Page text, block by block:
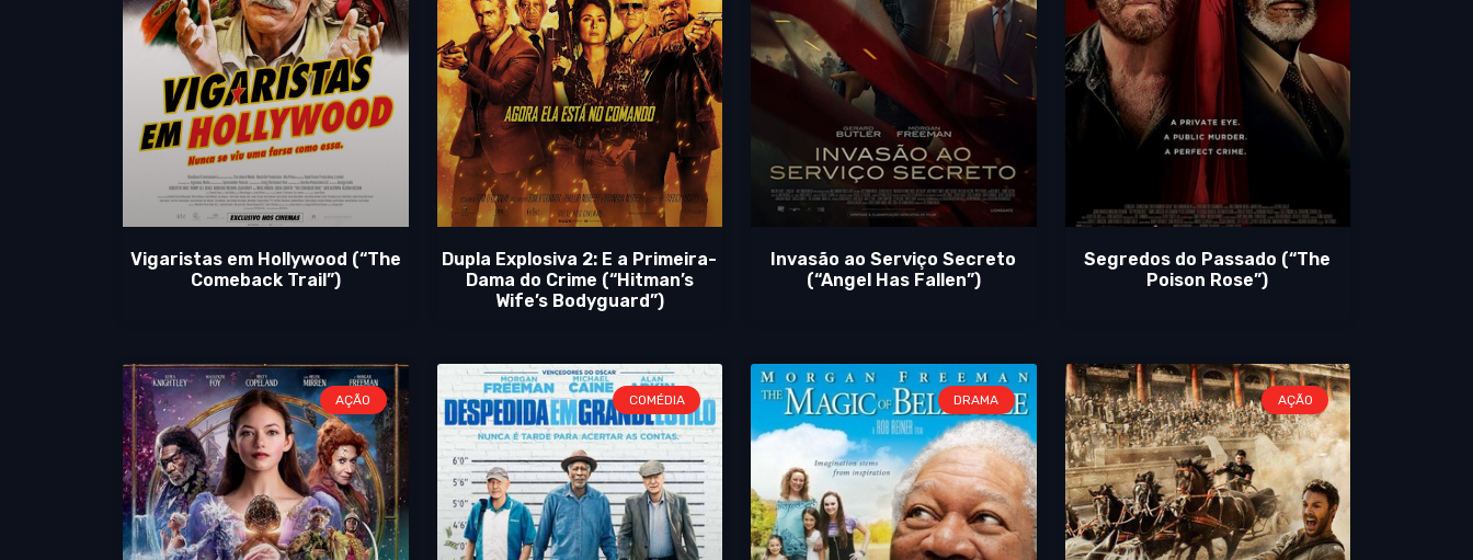
Vigaristas em Hollywood (“The
Comeback Trail”)
Dupla Explosiva 2: E a Primeira-
Dama do Crime (“Hitman’s
Wife’s Bodyguard”)
Invasão ao Serviço Secreto
(“Angel Has Fallen”)
Segredos do Passado (“The
Poison Rose”)
AÇÃO COMÉDIA DRAMA AÇÃO